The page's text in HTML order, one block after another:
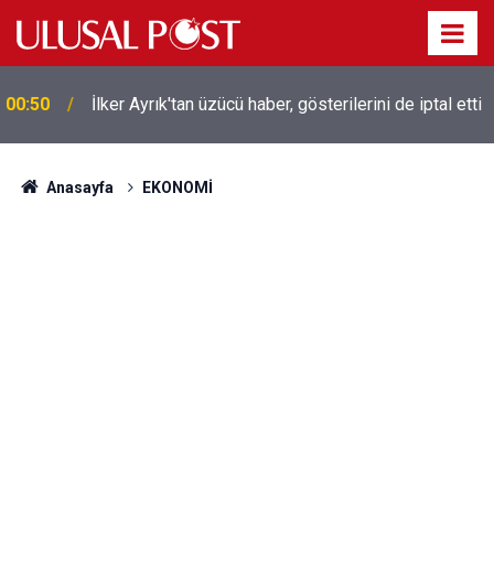
00:50 İlker Ayrık'tan üzücü haber, gösterilerini de iptal etti
00:39
Liverpool efsanesi Mısırlı yıldız Mohamed Salah
Trabzonspor ile anlaştı! Yarın geliyor
Anasayfa EKONOMİ